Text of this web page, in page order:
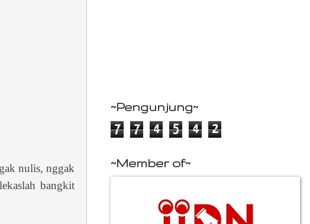
nulis, nggak
bangkit
~Pengunjung~
7
7 4 5 4 2
~Member of~